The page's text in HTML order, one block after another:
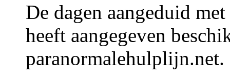
De dagen aangeduid
heeft aangegeven
paranormalehulplijn.net.